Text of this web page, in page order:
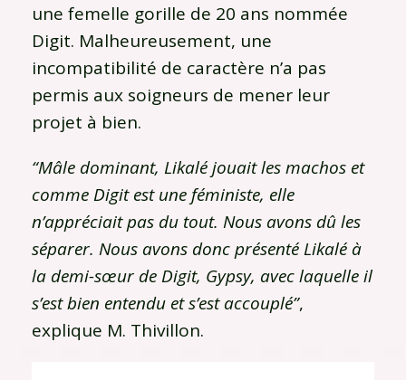
une femelle gorille de 20 ans nommée
Digit. Malheureusement, une
incompatibilité de caractère n’a pas
permis aux soigneurs de mener leur
projet à bien.
“Mâle dominant, Likalé jouait les machos et
comme Digit est une féministe, elle
n’appréciait pas du tout. Nous avons dû les
séparer. Nous avons donc présenté Likalé à
la demi-sœur de Digit, Gypsy, avec laquelle il
s’est bien entendu et s’est accouplé”,
explique M. Thivillon.